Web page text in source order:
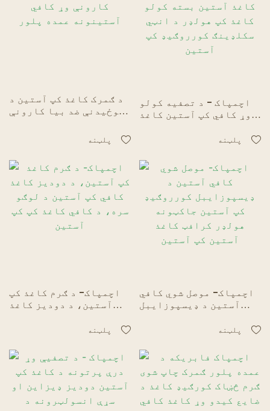
د ګمرک کاغذ کپ آستین د
سوځیدنې ضد بیا کارونې
پلټنه
اچمپاک - د تصفیه کولو
وړ کافي کپ آستین کاغذ
آستین
پلټنه
اچمپاک- د ګرم کاغذ کپ
آستین، د دودیز کاغذ
سره، د کافي کاغذ کپ کپ
پلټنه
اچمپاک- موصل شوي کافي
آستین د ډیسپوزایبل
جاکټونه هولډر کرافټ
پلټنه